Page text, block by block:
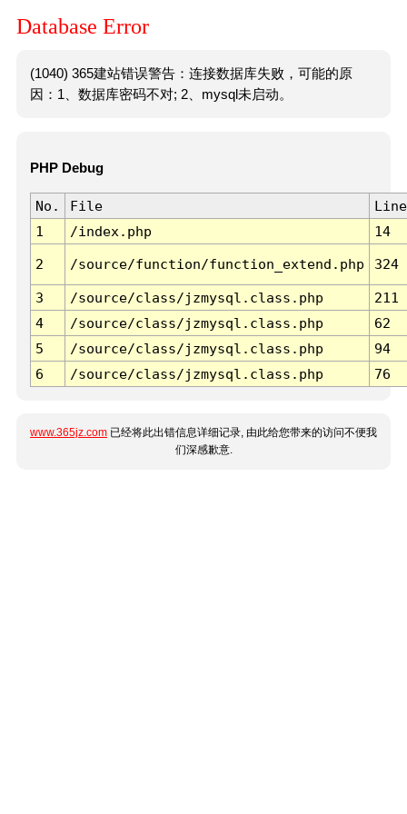
Database Error
(1040) 365建站错误警告：连接数据库失败，可能的原
因：1、数据库密码不对; 2、mysql未启动。
PHP Debug
No. File
Line
1
/index.php 14
2 /source/function/function_extend.php 324
3 /source/class/jzmysql.class.php
211
4
/source/class/jzmysql.class.php
62
5
/source/class/jzmysql.class.php
94
6
/source/class/jzmysql.class.php 76
www.365jz.com 已经将此出错信息详细记录, 由此给您带来的访问不便我
们深感歉意.